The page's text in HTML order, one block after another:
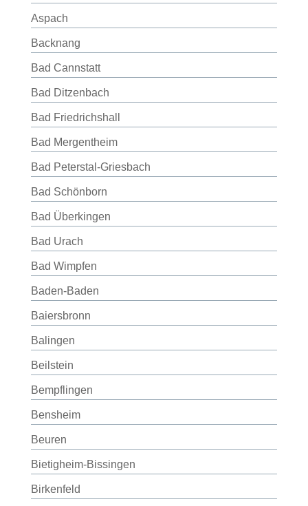
Aspach
Backnang
Bad Cannstatt
Bad Ditzenbach
Bad Friedrichshall
Bad Mergentheim
Bad Peterstal-Griesbach
Bad Schönborn
Bad Überkingen
Bad Urach
Bad Wimpfen
Baden-Baden
Baiersbronn
Balingen
Beilstein
Bempflingen
Bensheim
Beuren
Bietigheim-Bissingen
Birkenfeld